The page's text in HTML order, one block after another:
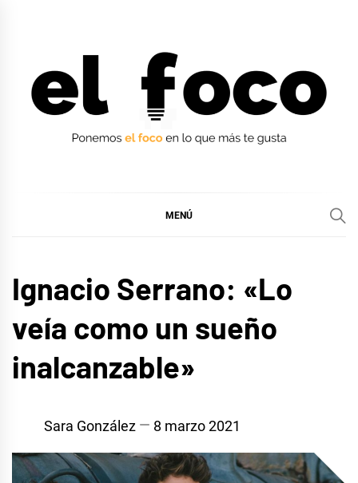
MENÚ
MÚSICA
Ignacio Serrano: «Lo
veía como un sueño
inalcanzable»
Sara González 8 marzo 2021